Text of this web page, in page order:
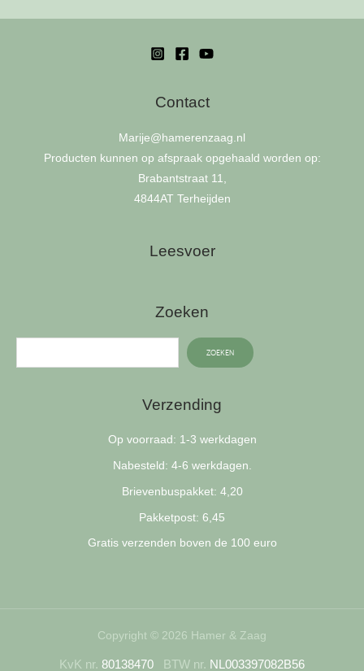
Contact
Marije@hamerenzaag.nl
Producten kunnen op afspraak opgehaald worden op:
Brabantstraat 11,
4844AT Terheijden
Leesvoer
Zoeken
ZOEKEN
Verzending
Op voorraad: 1-3 werkdagen
Nabesteld: 4-6 werkdagen.
Brievenbuspakket: 4,20
Pakketpost: 6,45
Gratis verzenden boven de 100 euro
Copyright © 2026 Hamer & Zaag
KvK nr. 80138470 BTW nr. NL003397082B56